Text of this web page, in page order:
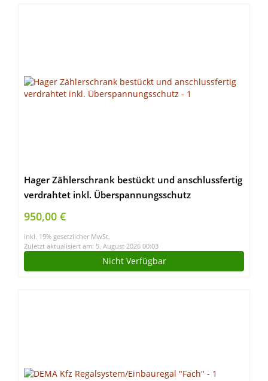
Hager Zählerschrank bestückt und anschlussfertig
verdrahtet inkl. Überspannungsschutz
950,00 €
inkl. 19% gesetzlicher MwSt.
Zuletzt aktualisiert am: 5. August 2026 00:03
Nicht Verfügbar